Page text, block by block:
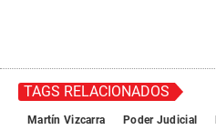
TAGS RELACIONADOS
Martín Vizcarra Poder Judicial